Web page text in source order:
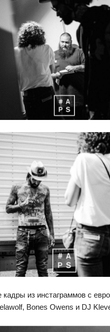
из инстаграммов с
Bones Owens и DJ